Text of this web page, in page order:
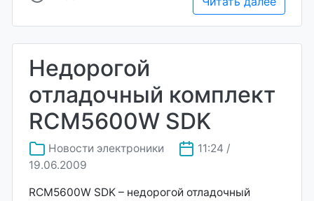
Недорогой
отладочный комплект
RCM5600W SDK
Новости электроники
11:24 /
19.06.2009
RCM5600W SDK – недорогой отладочный